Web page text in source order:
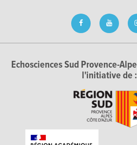
Echosciences Sud Provence-
l'initiative de :